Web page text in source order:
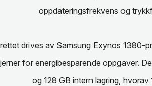
oppdateringsfrekvens og
drives av Samsung Exynos 1380-
for energibesparende oppgaver.
og 128 GB intern lagring,